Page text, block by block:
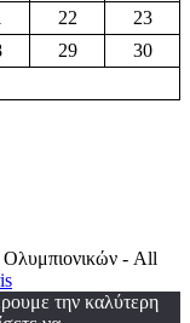
22
23
29
30
- All
την καλύτερη